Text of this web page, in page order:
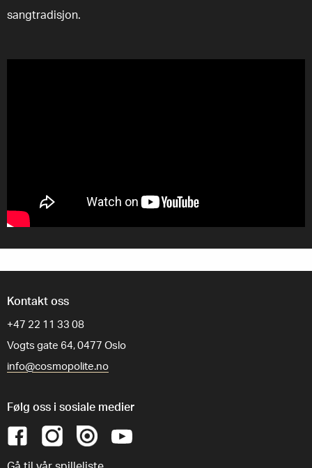
sangtradisjon.
Kontakt oss
+47 22 11 33 08
Vogts gate 64, 0477 Oslo
info@cosmopolite.no
Følg oss i sosiale medier